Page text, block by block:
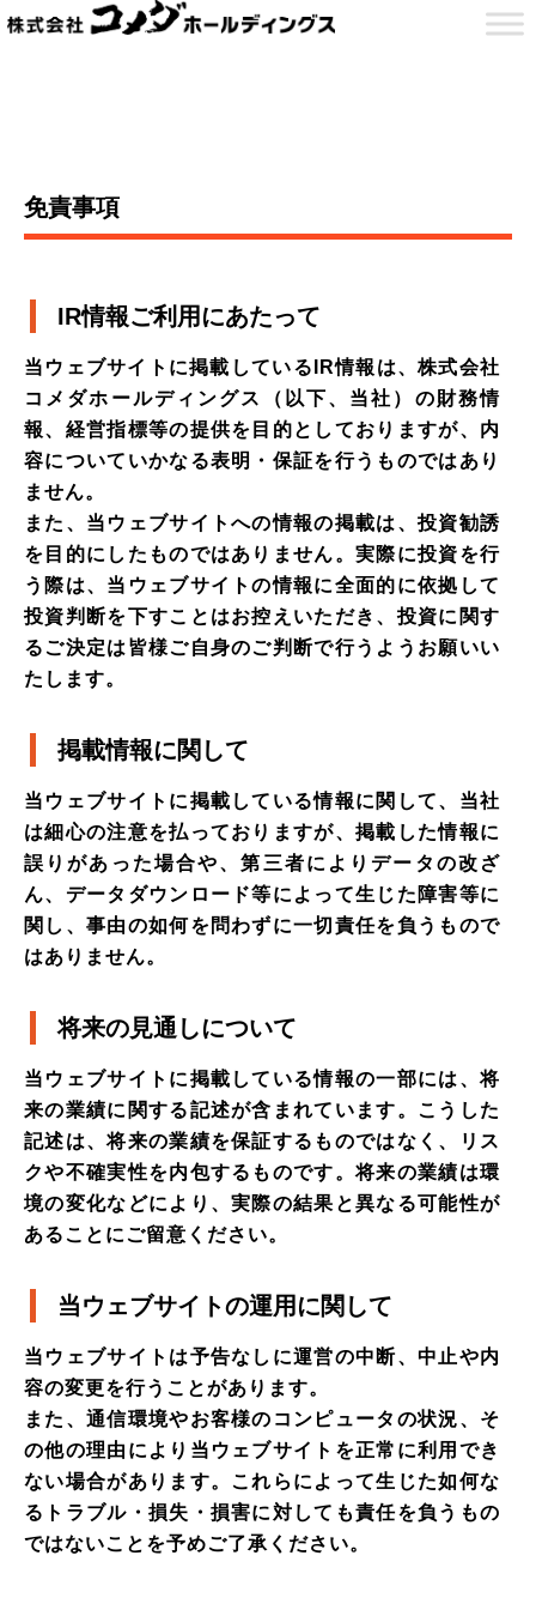
免責事項
IR情報ご利用にあたって
当ウェブサイトに掲載しているIR情報は、株式会社
コメダホールディングス（以下、当社）の財務情
報、経営指標等の提供を目的としておりますが、内
容についていかなる表明・保証を行うものではあり
ません。
また、当ウェブサイトへの情報の掲載は、投資勧誘
を目的にしたものではありません。実際に投資を行
う際は、当ウェブサイトの情報に全面的に依拠して
投資判断を下すことはお控えいただき、投資に関す
るご決定は皆様ご自身のご判断で行うようお願いい
たします。
掲載情報に関して
当ウェブサイトに掲載している情報に関して、当社
は細心の注意を払っておりますが、掲載した情報に
誤りがあった場合や、第三者によりデータの改ざ
ん、データダウンロード等によって生じた障害等に
関し、事由の如何を問わずに一切責任を負うもので
はありません。
将来の見通しについて
当ウェブサイトに掲載している情報の一部には、将
来の業績に関する記述が含まれています。こうした
記述は、将来の業績を保証するものではなく、リス
クや不確実性を内包するものです。将来の業績は環
境の変化などにより、実際の結果と異なる可能性が
あることにご留意ください。
当ウェブサイトの運用に関して
当ウェブサイトは予告なしに運営の中断、中止や内
容の変更を行うことがあります。
また、通信環境やお客様のコンピュータの状況、そ
の他の理由により当ウェブサイトを正常に利用でき
ない場合があります。これらによって生じた如何な
るトラブル・損失・損害に対しても責任を負うもの
ではないことを予めご了承ください。